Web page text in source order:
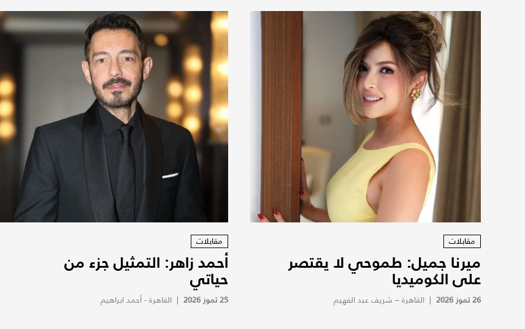
مقابلات
ميرنا جميل: طموحي لا يقتصر
على الكوميديا
26 تموز 2026 | القاهرة – شريف عبد الفهيم
مقابلات
أحمد زاهر: التمثيل جزء من
حياتي
25 تموز 2026 | القاهرة - أحمد ابراهيم